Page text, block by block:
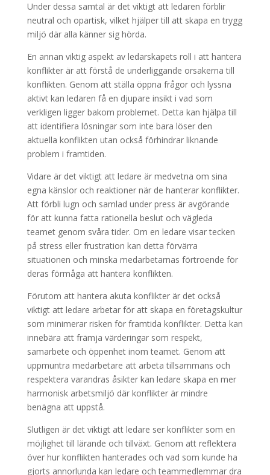
Under dessa samtal är det viktigt att ledaren förblir
neutral och opartisk, vilket hjälper till att skapa en trygg
miljö där alla känner sig hörda.
En annan viktig aspekt av ledarskapets roll i att hantera
konflikter är att förstå de underliggande orsakerna till
konflikten. Genom att ställa öppna frågor och lyssna
aktivt kan ledaren få en djupare insikt i vad som
verkligen ligger bakom problemet. Detta kan hjälpa till
att identifiera lösningar som inte bara löser den
aktuella konflikten utan också förhindrar liknande
problem i framtiden.
Vidare är det viktigt att ledare är medvetna om sina
egna känslor och reaktioner när de hanterar konflikter.
Att förbli lugn och samlad under press är avgörande
för att kunna fatta rationella beslut och vägleda
teamet genom svåra tider. Om en ledare visar tecken
på stress eller frustration kan detta förvärra
situationen och minska medarbetarnas förtroende för
deras förmåga att hantera konflikten.
Förutom att hantera akuta konflikter är det också
viktigt att ledare arbetar för att skapa en företagskultur
som minimerar risken för framtida konflikter. Detta kan
innebära att främja värderingar som respekt,
samarbete och öppenhet inom teamet. Genom att
uppmuntra medarbetare att arbeta tillsammans och
respektera varandras åsikter kan ledare skapa en mer
harmonisk arbetsmiljö där konflikter är mindre
benägna att uppstå.
Slutligen är det viktigt att ledare ser konflikter som en
möjlighet till lärande och tillväxt. Genom att reflektera
över hur konflikten hanterades och vad som kunde ha
gjorts annorlunda kan ledare och teammedlemmar dra